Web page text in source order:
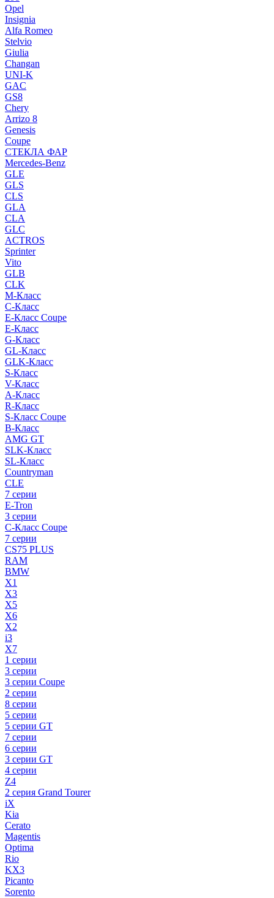
Opel
Insignia
Alfa Romeo
Stelvio
Giulia
Changan
UNI-K
GAC
GS8
Chery
Arrizo 8
Genesis
Coupe
СТЕКЛА ФАР
Mercedes-Benz
GLE
GLS
CLS
GLA
CLA
GLC
ACTROS
Sprinter
Vito
GLB
CLK
M-Класс
C-Класс
E-Класс Coupe
E-Класс
G-Класс
GL-Класс
GLK-Класс
S-Класс
V-Класс
A-Класс
R-Класс
S-Класс Сoupe
B-Класс
AMG GT
SLK-Класс
SL-Класс
Countryman
CLE
7 серии
E-Tron
3 серии
C-Класс Coupe
7 серии
CS75 PLUS
RAM
BMW
X1
X3
X5
X6
X2
i3
X7
1 серии
3 серии
3 серии Coupe
2 серии
8 серии
5 серии
5 серии GT
7 серии
6 серии
3 серии GT
4 серии
Z4
2 серия Grand Tourer
iX
Kia
Cerato
Magentis
Optima
Rio
KX3
Picanto
Sorento